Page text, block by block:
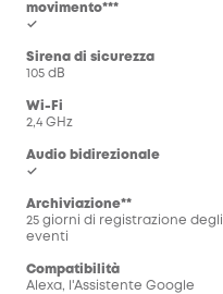
movimento***
✓
Sirena di sicurezza
105 dB
Wi-Fi
2,4 GHz
Audio bidirezionale
✓
Archiviazione**
25 giorni di registrazione degli
eventi
Compatibilità
Alexa, l'Assistente Google